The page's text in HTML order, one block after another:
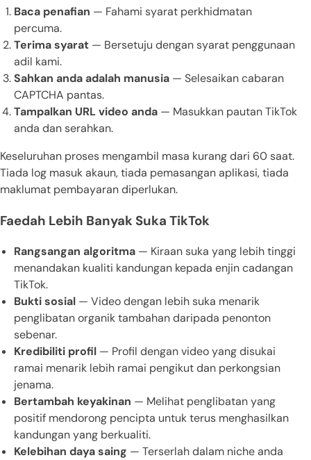
Baca penafian — Fahami syarat perkhidmatan
percuma.
Terima syarat — Bersetuju dengan syarat penggunaan
adil kami.
Sahkan anda adalah manusia — Selesaikan cabaran
CAPTCHA pantas.
Tampalkan URL video anda — Masukkan pautan TikTok
anda dan serahkan.
Keseluruhan proses mengambil masa kurang dari 60 saat.
Tiada log masuk akaun, tiada pemasangan aplikasi, tiada
maklumat pembayaran diperlukan.
Faedah Lebih Banyak Suka TikTok
Rangsangan algoritma — Kiraan suka yang lebih tinggi
menandakan kualiti kandungan kepada enjin cadangan
TikTok.
Bukti sosial — Video dengan lebih suka menarik
penglibatan organik tambahan daripada penonton
sebenar.
Kredibiliti profil — Profil dengan video yang disukai
ramai menarik lebih ramai pengikut dan perkongsian
jenama.
Bertambah keyakinan — Melihat penglibatan yang
positif mendorong pencipta untuk terus menghasilkan
kandungan yang berkualiti.
Kelebihan daya saing — Terserlah dalam niche anda